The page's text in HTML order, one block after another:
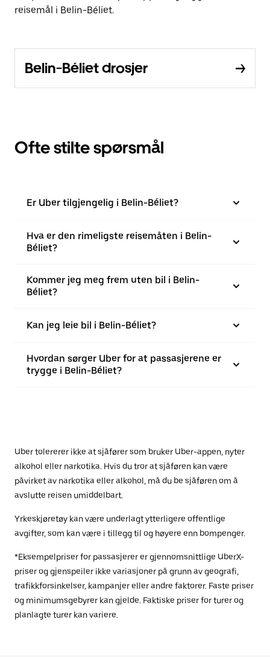
reisemål i Belin-Béliet.
Belin-Béliet drosjer
Ofte stilte spørsmål
Er Uber tilgjengelig i Belin-Béliet?
Hva er den rimeligste reisemåten i Belin-
Béliet?
Kommer jeg meg frem uten bil i Belin-
Béliet?
Kan jeg leie bil i Belin-Béliet?
Hvordan sørger Uber for at passasjerene er
trygge i Belin-Béliet?
Uber tolererer ikke at sjåfører som bruker Uber-appen, nyter
alkohol eller narkotika. Hvis du tror at sjåføren kan være
påvirket av narkotika eller alkohol, må du be sjåføren om å
avslutte reisen umiddelbart.
Yrkeskjøretøy kan være underlagt ytterligere offentlige
avgifter, som kan være i tillegg til og høyere enn bompenger.
*Eksempelpriser for passasjerer er gjennomsnittlige UberX-
priser og gjenspeiler ikke variasjoner på grunn av geografi,
trafikkforsinkelser, kampanjer eller andre faktorer. Faste priser
og minimumsgebyrer kan gjelde. Faktiske priser for turer og
planlagte turer kan variere.